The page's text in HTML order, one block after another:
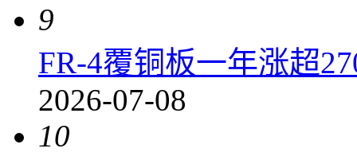
9
FR-4覆铜板一年涨超
2026-07-08
10